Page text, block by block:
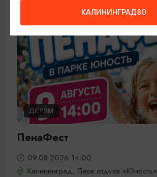
ДЕТЯМ
ПенаФест
09.08.2026 14:00
Калининград, Парк отдыха «Юность»
КАЛИНИНГРАД80